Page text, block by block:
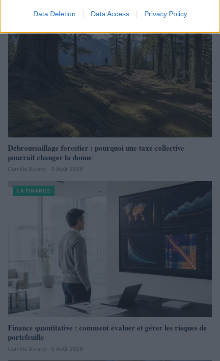
Data Deletion Data Access Privacy Policy
LA FINANCE
Débroussaillage forestier : pourquoi une taxe collective
pourrait changer la donne
Camille Durand · 9 Août 2026
LA FINANCE
Finance quantitative : comment évaluer et gérer les risques de
portefeuille
Camille Durand · 9 Août 2026